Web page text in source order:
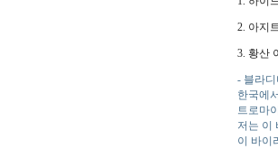
2. 아지
3. 황산
- 블라
한국에
트로마
저는 이
이 바이